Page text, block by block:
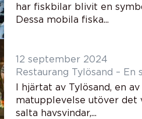
har fiskbilar blivit en
Dessa mobila fiska...
12 september 2024
Restaurang Tylösand –
I hjärtat av Tylösand, en
matupplevelse utöver det
salta havsvindar,...